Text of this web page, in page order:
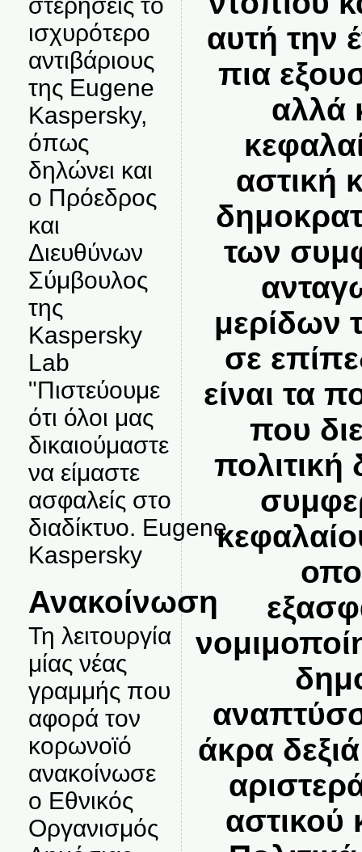
ισχυρότερο
αντιβάριους
της Eugene
Kaspersky,
όπως
δηλώνει και
ο Πρόεδρος
και
Διευθύνων
Σύμβουλος
της
Kaspersky
Lab
"Πιστεύουμε
ότι όλοι μας
δικαιούμαστε
να είμαστε
ασφαλείς στο
διαδίκτυο. Eugene
Kaspersky
Ανακοίνωση
Τη λειτουργία
μίας νέας
γραμμής που
αφορά τον
κορωνοϊό
ανακοίνωσε
ο Εθνικός
Οργανισμός
αυτή την
πια
αλλά
αστική
των
μερίδων
σε
είναι τα
που
πολιτική
άκρα
αστικού